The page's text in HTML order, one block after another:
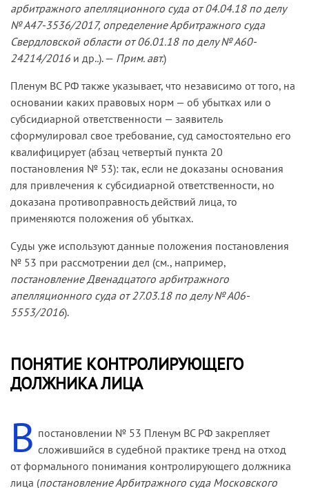
арбитражного апелляционного суда от 04.04.18 по делу
№ А47-3536/2017, определение Арбитражного суда
Свердловской области от 06.01.18 по делу № А60-
24214/2016 и др..). — Прим. авт.)
Пленум ВС РФ также указывает, что независимо от того, на
основании каких правовых норм — об убытках или о
субсидиарной ответственности — заявитель
сформулировал свое требование, суд самостоятельно его
квалифицирует (абзац четвертый пункта 20
постановления № 53): так, если не доказаны основания
для привлечения к субсидиарной ответственности, но
доказана противоправность действий лица, то
применяются положения об убытках.
Суды уже используют данные положения постановления
№ 53 при рассмотрении дел (см., например,
постановление Двенадцатого арбитражного
апелляционного суда от 27.03.18 по делу № А06-
5553/2016).
ПОНЯТИЕ КОНТРОЛИРУЮЩЕГО
ДОЛЖНИКА ЛИЦА
В постановлении № 53 Пленум ВС РФ закрепляет
сложившийся в судебной практике тренд на отход
от формального понимания контролирующего должника
лица (постановление Арбитражного суда Московского